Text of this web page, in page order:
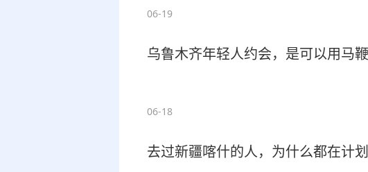
06-19
乌鲁木齐年轻人约会，是可以用马
06-18
去过新疆喀什的人，为什么都在计